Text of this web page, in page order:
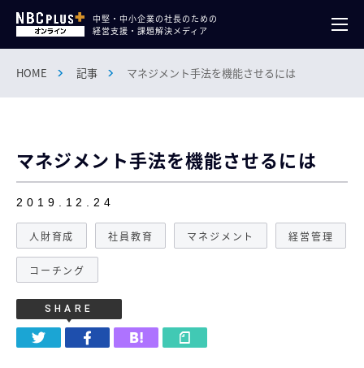
中堅・中小企業の社長のための
経営支援・課題解決メディア
HOME 記事 マネジメント手法を機能させるには
マネジメント手法を機能させるには
2019.12.24
人財育成 社員教育 マネジメント 経営管理
コーチング
SHARE